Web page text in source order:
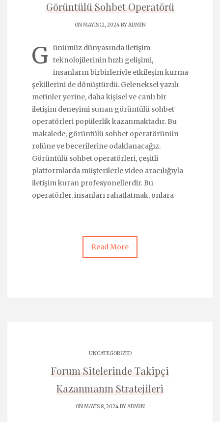
Görüntülü Sohbet Operatörü
ON MAYIS 12, 2024 BYADMIN
G
ünümüz dünyasında iletişim
teknolojilerinin hızlı gelişimi,
insanların birbirleriyle etkileşim kurma
şekillerini de dönüştürdü. Geleneksel yazılı
metinler yerine, daha kişisel ve canlı bir
iletişim deneyimi sunan görüntülü sohbet
operatörleri popülerlik kazanmaktadır. Bu
makalede, görüntülü sohbet operatörünün
rolüne ve becerilerine odaklanacağız.
Görüntülü sohbet operatörleri, çeşitli
platformlarda müşterilerle video aracılığıyla
iletişim kuran profesyonellerdir. Bu
operatörler, insanları rahatlatmak, onlara
Read More
UNCATEGORIZED
Forum Sitelerinde Takipçi
Kazanmanın Stratejileri
ON MAYIS 8, 2024 BYADMIN